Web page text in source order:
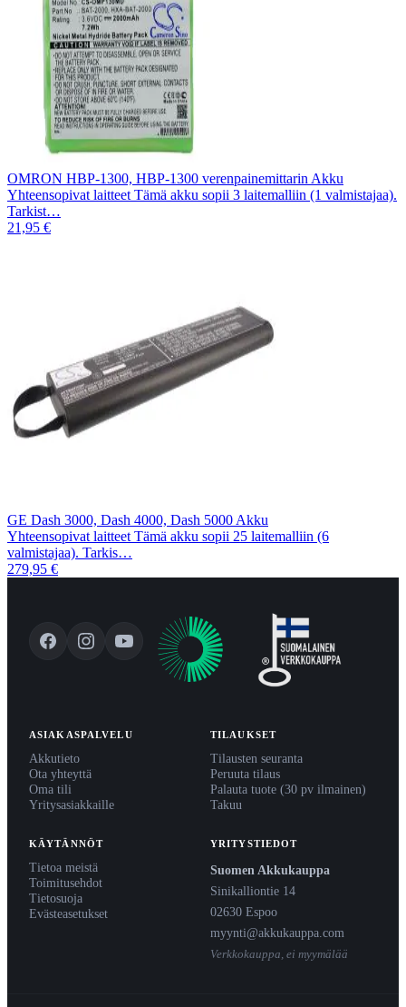
OMRON HBP-1300, HBP-1300 verenpainemittarin Akku
Yhteensopivat laitteet Tämä akku sopii 3 laitemalliin (1 valmistajaa).
Tarkist…
21,95 €
GE Dash 3000, Dash 4000, Dash 5000 Akku
Yhteensopivat laitteet Tämä akku sopii 25 laitemalliin (6
valmistajaa). Tarkis…
279,95 €
ASIAKASPALVELU
Akkutieto
Ota yhteyttä
Oma tili
Yritysasiakkaille
TILAUKSET
Tilausten seuranta
Peruuta tilaus
Palauta tuote (30 pv ilmainen)
Takuu
KÄYTÄNNÖT
Tietoa meistä
Toimitusehdot
Tietosuoja
Evästeasetukset
YRITYSTIEDOT
Suomen Akkukauppa
Sinikalliontie 14
02630 Espoo
myynti@akkukauppa.com
Verkkokauppa, ei myymälää